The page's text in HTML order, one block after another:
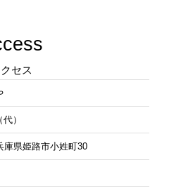
セス
）
県姫路市小姓町30